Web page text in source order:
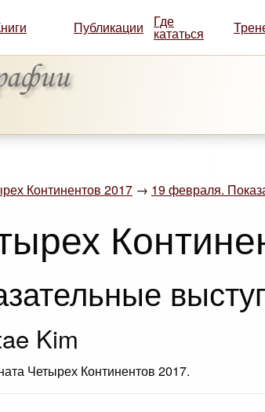
Публикации Где
кататься
Континентов 2017 → 19 февраля.
Kim
Четырех Континентов 2017.